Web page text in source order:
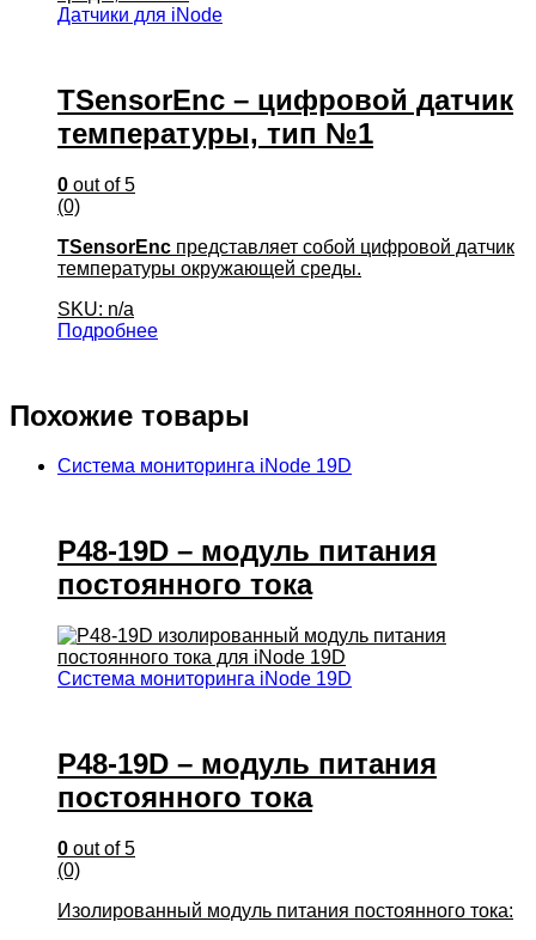
Датчики для iNode
TSensorEnc – цифровой датчик
температуры, тип №1
0 out of 5
(0)
TSensorEnc представляет собой цифровой датчик
температуры окружающей среды.
SKU: n/a
Подробнее
Похожие товары
Система мониторинга iNode 19D
P48-19D – модуль питания
постоянного тока
Система мониторинга iNode 19D
P48-19D – модуль питания
постоянного тока
0 out of 5
(0)
Изолированный модуль питания постоянного тока: